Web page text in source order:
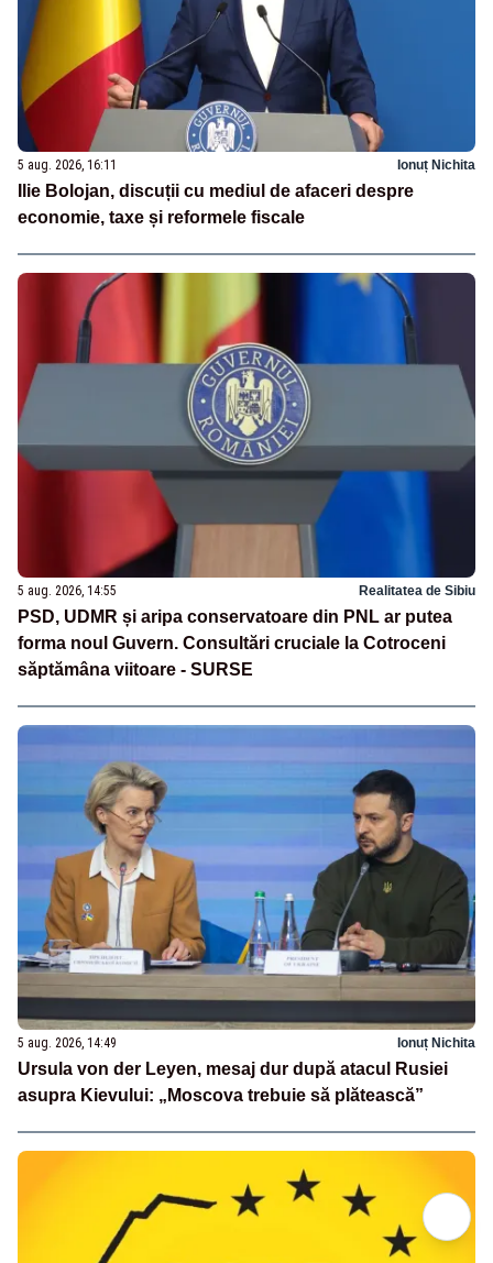
5 aug. 2026, 16:11 Ionuț Nichita
Ilie Bolojan, discuții cu mediul de afaceri despre
economie, taxe și reformele fiscale
5 aug. 2026, 14:55 Realitatea de Sibiu
PSD, UDMR și aripa conservatoare din PNL ar putea
forma noul Guvern. Consultări cruciale la Cotroceni
săptămâna viitoare - SURSE
5 aug. 2026, 14:49 Ionuț Nichita
Ursula von der Leyen, mesaj dur după atacul Rusiei
asupra Kievului: „Moscova trebuie să plătească”